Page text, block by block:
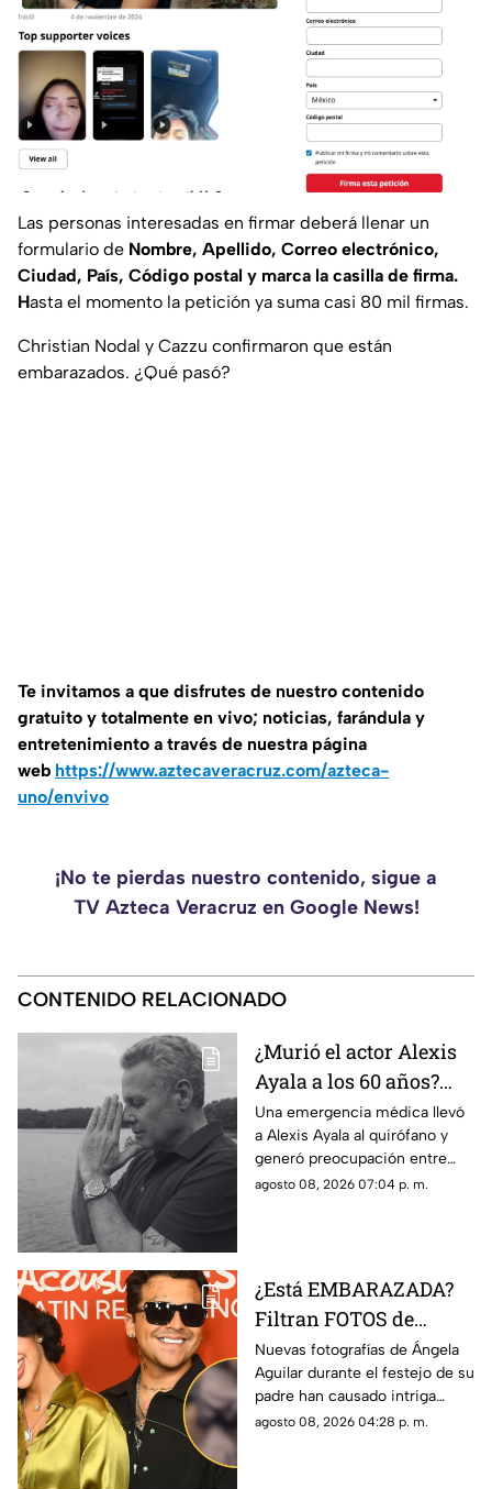
Las personas interesadas en firmar deberá llenar un
formulario de Nombre, Apellido, Correo electrónico,
Ciudad, País, Código postal y marca la casilla de firma.
Hasta el momento la petición ya suma casi 80 mil firmas.
Christian Nodal y Cazzu confirmaron que están
embarazados. ¿Qué pasó?
Te invitamos a que disfrutes de nuestro contenido
gratuito y totalmente en vivo; noticias, farándula y
entretenimiento a través de nuestra página
web https://www.aztecaveracruz.com/azteca-
uno/envivo
¡No te pierdas nuestro contenido, sigue a
TV Azteca Veracruz en Google News!
CONTENIDO RELACIONADO
¿Murió el actor Alexis
Ayala a los 60 años?
Esto sabemos tras
hospitalización de
URGENCIA
Una emergencia médica llevó
a Alexis Ayala al quirófano y
generó preocupación entre
sus seguidores, en TV Azteca
agosto 08, 2026 07:04 p. m.
¿Está EMBARAZADA?
Filtran FOTOS de
Ángela Aguilar durante
fiesta familiar; así luce
Nuevas fotografías de Ángela
Aguilar durante el festejo de su
padre han causado intriga
entre seguidores, en TV
agosto 08, 2026 04:28 p. m.